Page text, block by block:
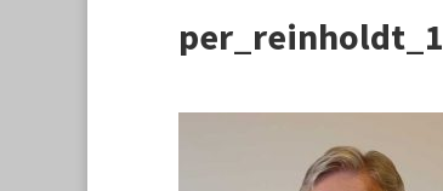
per_reinholdt_1